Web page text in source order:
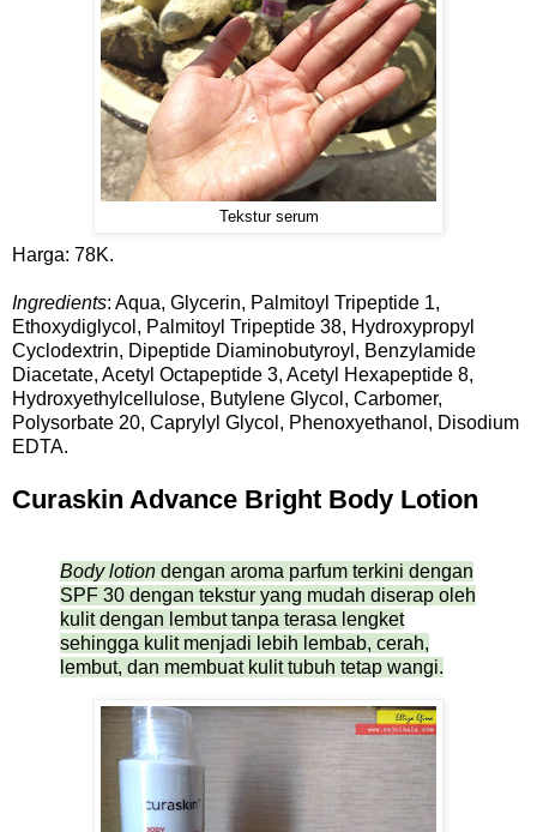
Tekstur serum
Harga: 78K.
Ingredients: Aqua, Glycerin, Palmitoyl Tripeptide 1,
Ethoxydiglycol, Palmitoyl Tripeptide 38, Hydroxypropyl
Cyclodextrin, Dipeptide Diaminobutyroyl, Benzylamide
Diacetate, Acetyl Octapeptide 3, Acetyl Hexapeptide 8,
Hydroxyethylcellulose, Butylene Glycol, Carbomer,
Polysorbate 20, Caprylyl Glycol, Phenoxyethanol, Disodium
EDTA.
Curaskin Advance Bright Body Lotion
Body lotion dengan aroma parfum terkini dengan
SPF 30 dengan tekstur yang mudah diserap oleh
kulit dengan lembut tanpa terasa lengket
sehingga kulit menjadi lebih lembab, cerah,
lembut, dan membuat kulit tubuh tetap wangi.